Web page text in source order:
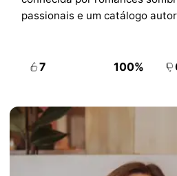
passionais e um catálogo
7 100%